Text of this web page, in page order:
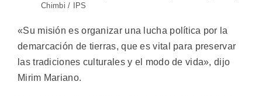
Chimbi / IPS
«Su misión es organizar una lucha política por la
demarcación de tierras, que es vital para preservar
las tradiciones culturales y el modo de vida», dijo
Mirim Mariano.